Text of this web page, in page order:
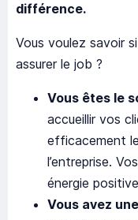
différence.
Vous voulez savoir
assurer le job ?
Vous êtes le
accueillir vos
efficacement
l’entreprise.
énergie
Vous avez